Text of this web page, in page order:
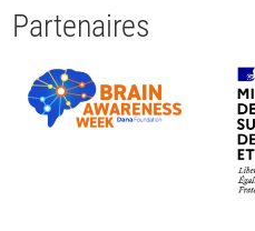
Partenaires